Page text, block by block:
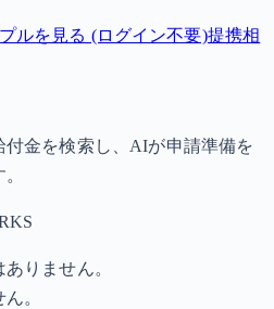
ルを見る (ログイン不要)提携相
金を検索し、AIが申請準備を
りません。
。